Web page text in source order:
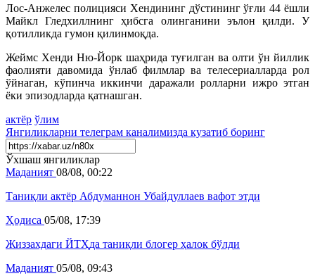
Лос-Анжелес полицияси Хендининг дўстининг ўғли 44 ёшли
Майкл Гледхиллнинг ҳибсга олинганини эълон қилди. У
қотилликда гумон қилинмоқда.
Жеймс Хенди Ню-Йорк шаҳрида туғилган ва олти ўн йиллик
фаолияти давомида ўнлаб филмлар ва телесериалларда рол
ўйнаган, кўпинча иккинчи даражали ролларни ижро этган
ёки эпизодларда қатнашган.
актёр ўлим
Янгиликларни телеграм каналимизда кузатиб боринг
Ўхшаш янгиликлар
Маданият 08/08, 00:22
Таниқли актёр Абдуманнон Убайдуллаев вафот этди
Ҳодиса 05/08, 17:39
Жиззахдаги ЙТҲда таниқли блогер ҳалок бўлди
Маданият 05/08, 09:43